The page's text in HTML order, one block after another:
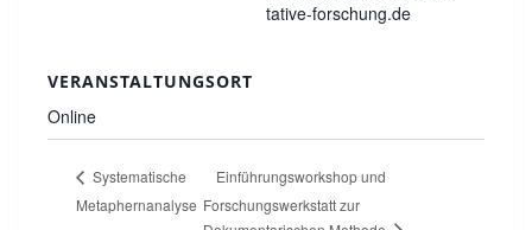
tative-forschung.de
VERANSTALTUNGSORT
Online
Systematische
Metaphernanalyse
Einführungsworkshop und
Forschungswerkstatt zur